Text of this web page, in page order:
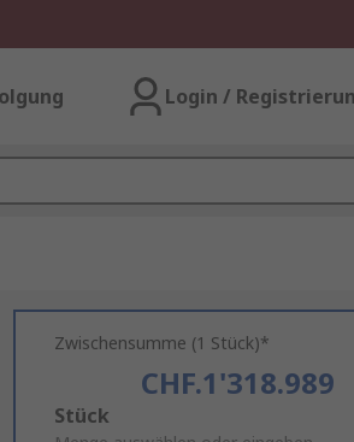
Login /
Zwischensumme (1 Stück)*
CHF.1'318.989
Add
Stück